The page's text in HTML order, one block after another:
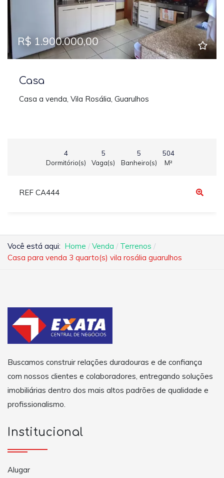
R$ 1.900.000,00
Casa
Casa a venda, Vila Rosália, Guarulhos
4
Dormitório(s)
5
Vaga(s)
5
Banheiro(s)
504
M²
REF CA444
Você está aqui: Home Venda
Terrenos
Casa para venda 3 quarto(s) vila rosália guarulhos
Buscamos construir relações duradouras e de confiança
com nossos clientes e colaboradores, entregando soluções
imobiliárias dentro dos mais altos padrões de qualidade e
profissionalismo.
Institucional
Alugar